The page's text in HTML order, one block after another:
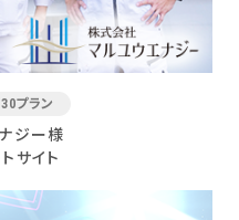
プラン
ジー様
サイト